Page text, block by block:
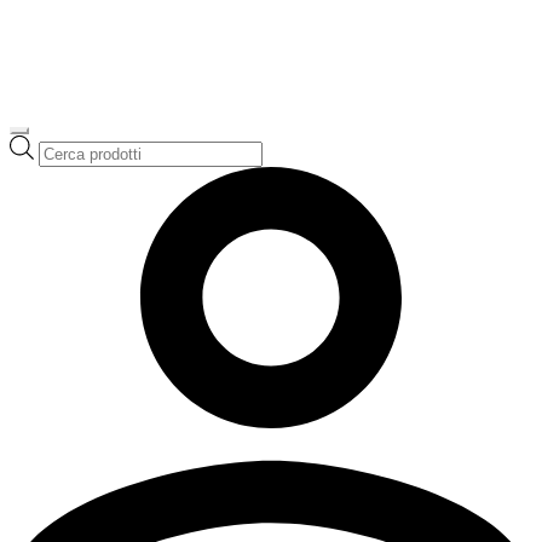
Ricerca
prodotti